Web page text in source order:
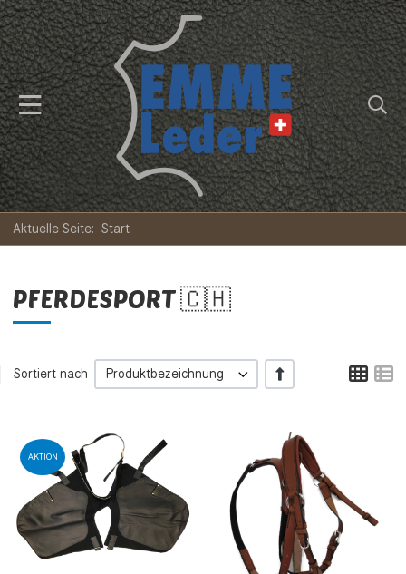
Aktuelle Seite: Start
PFERDESPORT 🇨🇭
Sortiert nach Produktbezeichnung +/-
AKTION
Zur Wunschliste hinzufügen
Zur Vergleichsliste hinzufügen
Schnellansicht